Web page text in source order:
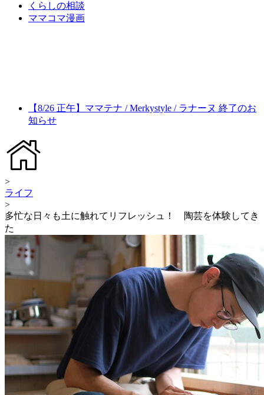
くらしの相談
ママコマ漫画
【8/26 正午】ママテナ / Merkystyle / ラナーヌ 終了のお
知らせ
>
ライフ
>
多忙な日々も土に触れてリフレッシュ！ 陶芸を体験してき
た